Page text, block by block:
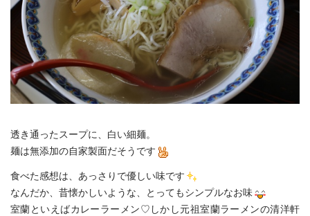
透き通ったスープに、白い細麺。
麺は無添加の自家製面だそうです
食べた感想は、あっさりで優しい味です
なんだか、昔懐かしいような、とってもシンプルなお味
室蘭といえばカレーラーメン♡しかし元祖室蘭ラーメンの清洋軒